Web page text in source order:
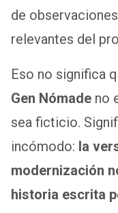
de
relevantes del
Eso no significa
Gen Nómade no
sea ficticio.
incómodo: la
modernización
historia escrita